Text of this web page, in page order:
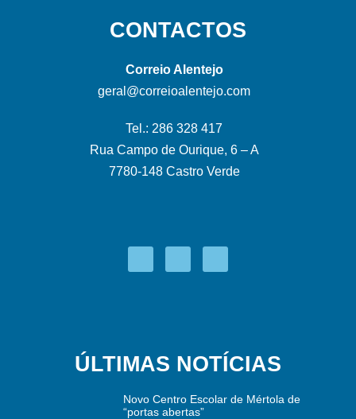
CONTACTOS
Correio Alentejo
geral@correioalentejo.com
Tel.: 286 328 417
Rua Campo de Ourique, 6 – A
7780-148 Castro Verde
ÚLTIMAS NOTÍCIAS
Novo Centro Escolar de Mértola de
“portas abertas”